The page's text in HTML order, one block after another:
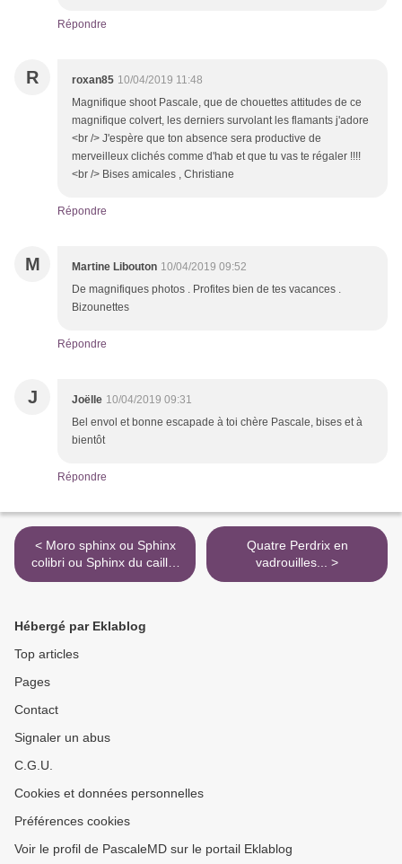
Répondre
R roxan85 10/04/2019 11:48
Magnifique shoot Pascale, que de chouettes attitudes de ce
magnifique colvert, les derniers survolant les flamants j'adore
<br /> J'espère que ton absence sera productive de
merveilleux clichés comme d'hab et que tu vas te régaler !!!!
<br /> Bises amicales , Christiane
Répondre
M Martine Libouton 10/04/2019 09:52
De magnifiques photos . Profites bien de tes vacances .
Bizounettes
Répondre
J Joëlle 10/04/2019 09:31
Bel envol et bonne escapade à toi chère Pascale, bises et à
bientôt
Répondre
< Moro sphinx ou Sphinx
colibri ou Sphinx du caille-
lait
Quatre Perdrix en
vadrouilles... >
Hébergé par Eklablog
Top articles
Pages
Contact
Signaler un abus
C.G.U.
Cookies et données personnelles
Préférences cookies
Voir le profil de PascaleMD sur le portail Eklablog